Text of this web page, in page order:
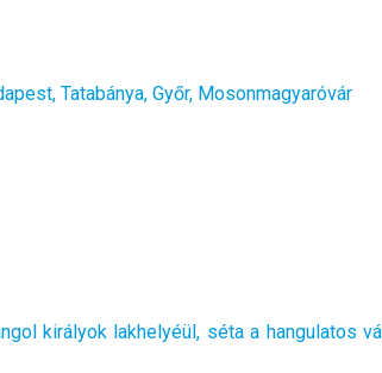
Tatabánya, Győr, Mosonmagyaróvár
királyok lakhelyéül, séta a hangulatos